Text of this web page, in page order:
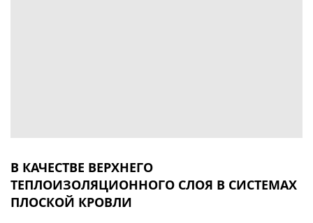
В КАЧЕСТВЕ ВЕРХНЕГО
ТЕПЛОИЗОЛЯЦИОННОГО СЛОЯ В СИСТЕМАХ
ПЛОСКОЙ КРОВЛИ